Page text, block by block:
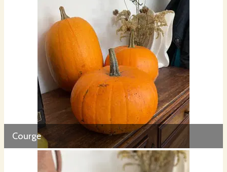
Courge